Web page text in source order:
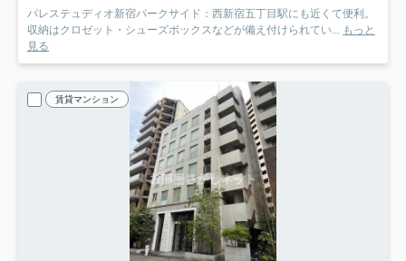
パレステュディオ新宿パークサイド：西新宿五丁目駅にも近くて便利。
収納はクロゼット・シューズボックスなどが備え付けられてい... もっと
見る
賃貸マンション